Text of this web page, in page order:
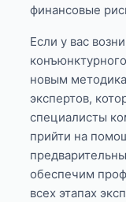
финансовые
Если у вас
новым
экспертов,
специалисты
прийти на
обеспечим
всех этапах